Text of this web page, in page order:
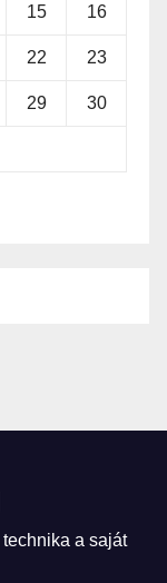
15 16
22 23
29 30
a saját